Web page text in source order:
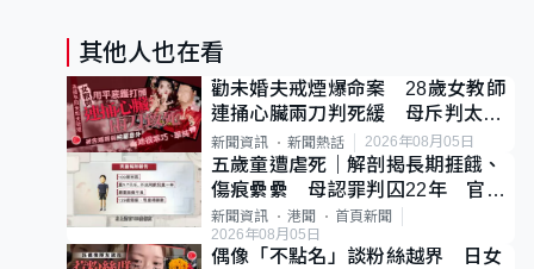
其他人也在看
勸未婚夫戒煙爆命案 28歲女教師
連捅心臟兩刀判死緩 母斥判太重
已上訴
新聞資訊 新聞熱話 2026年08月05日
五歲童遭虐死｜解剖揭長期捱餓、
傷痕纍纍 母認罪判囚22年 官斥
冷血：同類案最惡劣
新聞資訊 港聞
首頁新聞
2026年08月05日
偶像「不點名」談粉絲越界 日女